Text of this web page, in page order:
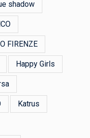
shadow
FIRENZE
Happy Girls
Katrus